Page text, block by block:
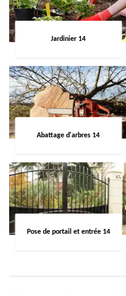
Jardinier 14
Abattage d'arbres 14
Pose de portail et entrée 14